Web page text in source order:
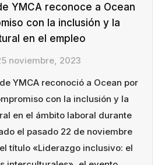
YMCA reconoce a Ocean
con la inclusión y la
en el empleo
noviembre, 2023
YMCA reconoció a Ocean por
con la inclusión y la
en el ámbito laboral durante
el pasado 22 de noviembre
título «Liderazgo inclusivo: el